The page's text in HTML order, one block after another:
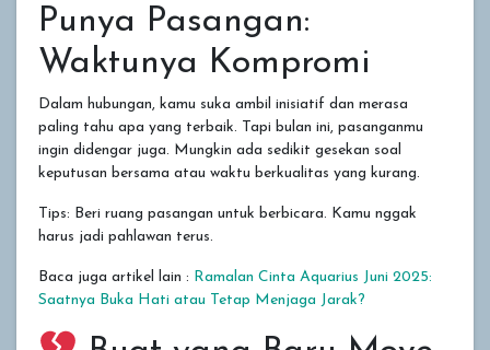
Punya Pasangan:
Waktunya Kompromi
Dalam hubungan, kamu suka ambil inisiatif dan merasa
paling tahu apa yang terbaik. Tapi bulan ini, pasanganmu
ingin didengar juga. Mungkin ada sedikit gesekan soal
keputusan bersama atau waktu berkualitas yang kurang.
Tips: Beri ruang pasangan untuk berbicara. Kamu nggak
harus jadi pahlawan terus.
Baca juga artikel lain : Ramalan Cinta Aquarius Juni 2025:
Saatnya Buka Hati atau Tetap Menjaga Jarak?